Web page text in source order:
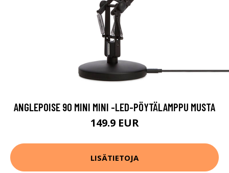
ANGLEPOISE 90 MINI MINI -LED-PÖYTÄLAMPPU MUSTA
149.9 EUR
LISÄTIETOJA